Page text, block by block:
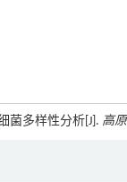
菌多样性分析[J]. 高